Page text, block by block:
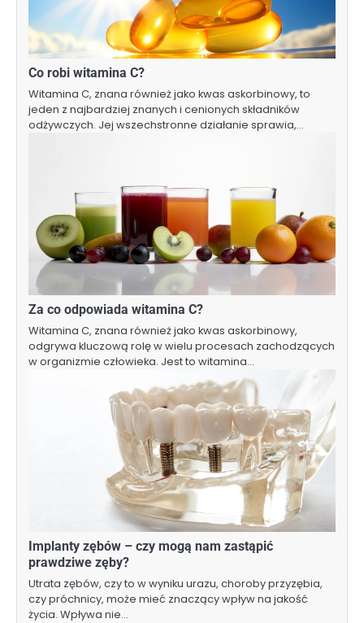
Co robi witamina C?
Witamina C, znana również jako kwas askorbinowy, to
jeden z najbardziej znanych i cenionych składników
odżywczych. Jej wszechstronne działanie sprawia,…
Za co odpowiada witamina C?
Witamina C, znana również jako kwas askorbinowy,
odgrywa kluczową rolę w wielu procesach zachodzących
w organizmie człowieka. Jest to witamina…
Implanty zębów – czy mogą nam zastąpić
prawdziwe zęby?
Utrata zębów, czy to w wyniku urazu, choroby przyzębia,
czy próchnicy, może mieć znaczący wpływ na jakość
życia. Wpływa nie…